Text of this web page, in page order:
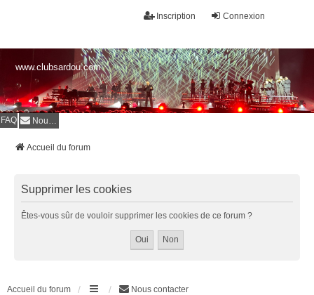
Connexion
Inscription
www.clubsardou.com
FAQ Nous contacter
Accueil du forum
Supprimer les cookies
Êtes-vous sûr de vouloir supprimer les cookies de ce forum ?
Accueil du forum Nous contacter